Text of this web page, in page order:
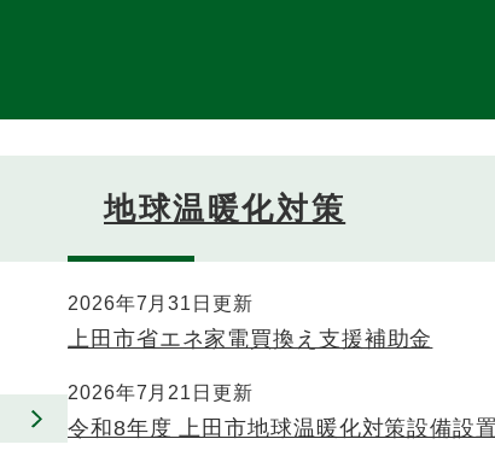
地球温暖化対策
2026年7月31日更新
上田市省エネ家電買換え支援補助金
2026年7月21日更新
令和8年度 上田市地球温暖化対策設備設